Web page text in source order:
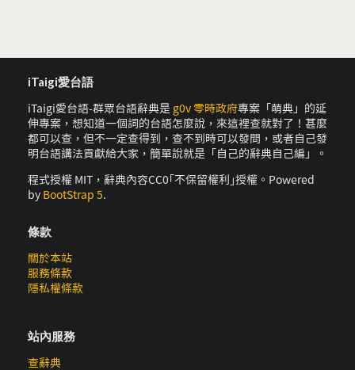
iTaigi愛台語
iTaigi愛台語-群眾台語辭典是 g0v 零時政府專案「萌典」的延
伸專案，想知道一個詞的台語怎麼說，來這裡查就對了！甚麼
都可以查，但不一定查得到，查不到時可以發問，或者自己發
明台語講法貢獻給大家，簡單說就是「自己的辭典自己編」。
程式授權 MIT，辭典內容CC0｢不保留權利｣授權。Powered
by BootStrap 5.
條款
關於本站
服務條款
隱私權條款
站內服務
查辭典